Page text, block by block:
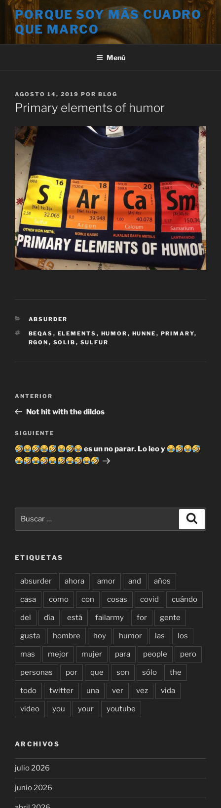
Saltar
contenido
PORQUE SOY MÁS CUADRO
QUE MARCO
Menú
PUBLICADO
EL
AGOSTO 14, 2019 POR BLOG
Primary elements of humor
CATEGORÍAS
ABSURDER
ETIQUETAS
BEQAS , ELEMENTS , HUMOR , HUNNE , PRIMARY,
RGON , SOLIB , SULFUR
entradas
Entrada
anterior:
ANTERIOR
Not hit with the dildos
Siguiente
entrada
SIGUIENTE
es un no parar. Lo leo y
ETIQUETAS
absurder ahora amor and años
casa como con cosas covid cuándo
del día está failarmy for gente
gusta hombre hoy humor las los
mas mejor mujer para people pero
personas por que son sólo the
todo twitter una ver vez vida
video you your youtube
ARCHIVOS
julio 2026
junio 2026